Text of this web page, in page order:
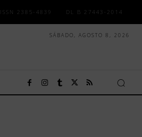
ISSN 2385-4839 DL B 27443-2014
SÁBADO, AGOSTO 8, 2026